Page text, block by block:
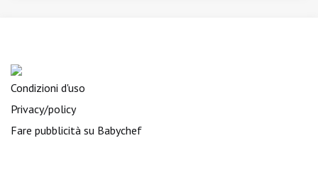
Condizioni d'uso
Privacy/policy
Fare pubblicità su Babychef